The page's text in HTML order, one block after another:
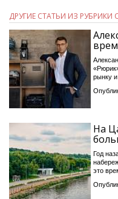
ДРУГИЕ СТАТЬИ ИЗ РУБРИКИ
рынку
На
Год
это